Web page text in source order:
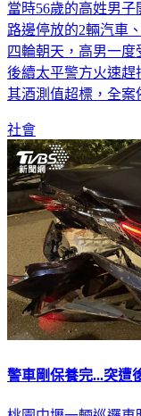
當時56歲的高姓男
路邊停放的2輛汽車
四輪朝天，高男一度
後續太平警方火速趕
其酒測值超標，全案
社會
警車剛保養完...突